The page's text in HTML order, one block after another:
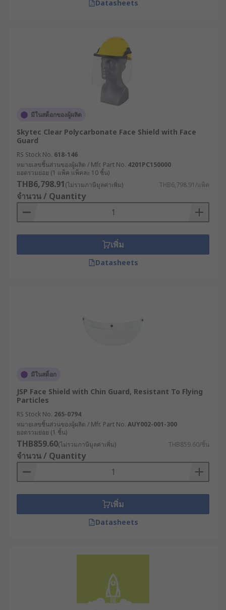
คู่มือเลือกหน้ากากป้องกันให้
เกิดประสิทธิภาพสูงสุด
การเลือกใช้เฟซชีลด์ไม่ควรอิงเพียงราคาหรือรูปลักษณ์
แต่ควรพิจารณาจากลักษณะงานและความเสี่ยงที่
เกี่ยวข้องเป็นหลัก ดังนี้
เลือกหน้ากากให้เหมาะกับสภาพแวดล้อมและ
ลักษณะความเสี่ยงของงาน : พิจารณาความทน
แรงกระแทก ทนสารเคมี หรือทนความร้อนตาม
ประเภทงาน เช่น หน้ากากป้องกันความร้อน
สำหรับงานเชื่อมโลหะ, หน้ากากแอซิเตตสำหรับ
ห้องทดลองเคมี หรือหน้ากากเคลือบกันฝ้า เหมาะ
กับพื้นที่ชื้นหรือมีการเปลี่ยนอุณหภูมิบ่อย
เลือกวัสดุที่สอดคล้องกับสารเคมีหรือเงื่อนไขการ
ใช้งาน : โพลีคาร์บอเนตมีความทนแรงกระแทก
สูงและมองเห็นชัดเจน, อะคริลิกเหมาะกับการใช้
งานทั่วไปและมีราคาประหยัด, แอซิเตตทนต่อ
ตรวจสอบมาตรฐานความปลอดภัย : ควรเลือก
ความกระชับและความสบาย : หน้ากากควรแนบ
สนิทกับใบหน้าโดยไม่มีช่องว่าง เพื่อเพิ่ม
ประสิทธิภาพการป้องกัน ควรมีสายคาดศีรษะ
ปรับระดับได้และระบบปรับมุมเอียงเพื่อความ
สะดวกในการใช้งาน เลนส์ที่หนากว่าจะให้การ
ป้องกันดีกว่า แต่ควรคำนึงถึงความสบายในการ
หายใจและการสวมใส่ด้วย
การใช้งานร่วมกับอุปกรณ์ PPE ชนิดอื่น : ตรวจ
สอบว่าหน้ากากสามารถใช้ร่วมกับอุปกรณ์
นิรภัย หน้ากากกรองฝุ่น หรือหมวกนิรภัย
การมองเห็นและคุณภาพของเลนส์ : เลือก
หน้ากากที่มีความใสสูง เคลือบป้องกันฝ้าและรอย
การดูแลรักษาและอายุการใช้งาน : ควรเลือก
หน้ากากที่ทำความสะอาดได้ง่ายและสามารถ
เปลี่ยนเลนส์ได้ เพื่อยืดอายุการใช้งานและลดค่า
Datasheets
มีในสต็อกของผู้ผลิต
Skytec Clear Polycarbonate Face Shield with Face
Guard
RS Stock No. 618-146
หมายเลขชิ้นส่วนของผู้ผลิต / Mfr. Part No. 4201PC150000
ยอดรวมย่อย (1 แพ็ค แพ็คละ 10 ชิ้น)
THB6,798.91(ไม่รวมภาษีมูลค่าเพิ่ม) THB6,798.91/แพ็ค
จำนวน / Quantity
เพิ่ม
Datasheets
มีในสต็อก
JSP Face Shield with Chin Guard, Resistant To Flying
Particles
RS Stock No. 265-0794
หมายเลขชิ้นส่วนของผู้ผลิต / Mfr. Part No. AUY002-001-300
ยอดรวมย่อย (1 ชิ้น)
THB859.60(ไม่รวมภาษีมูลค่าเพิ่ม) THB859.60/ชิ้น
จำนวน / Quantity
เพิ่ม
Datasheets